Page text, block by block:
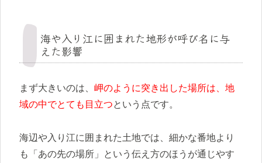
海や入り江に囲まれた地形が呼び名に与
えた影響
まず大きいのは、 岬のように突き出した場所は、地
域の中でとても目立つという点です。
海辺や入り江に囲まれた土地では、細かな番地より
も「あの先の場所」という伝え方のほうが通じやす